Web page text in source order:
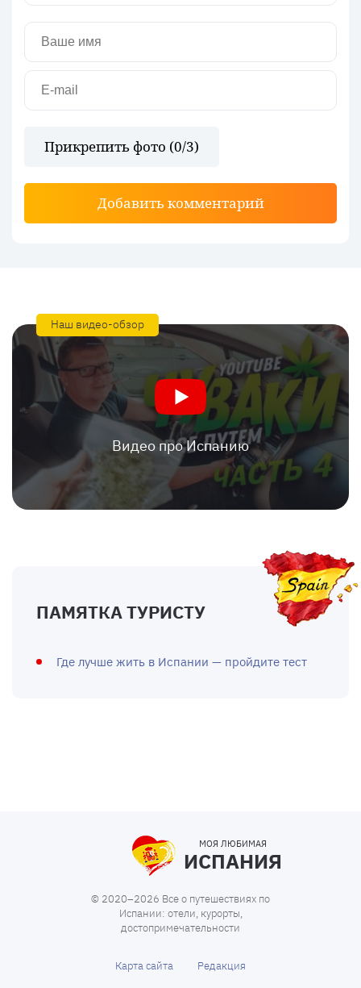
Прикрепить фото (0/3)
Добавить комментарий
Наш видео-обзор
Видео про Испанию
ПАМЯТКА ТУРИСТУ
Где лучше жить в Испании — пройдите тест
МОЯ ЛЮБИМАЯ
ИСПАНИЯ
© 2020–2026 Все о путешествиях по
Испании: отели, курорты,
достопримечательности
Карта сайта Редакция